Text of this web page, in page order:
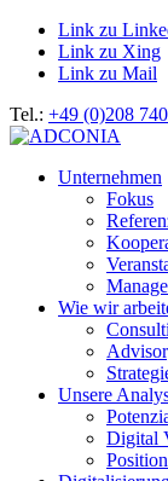
Link zu
Link zu Xing
Link zu Mail
Tel.: +49 (0)208
Unternehmen
Fokus
Wie wir
Unsere
Digital